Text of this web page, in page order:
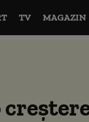
TV MAGAZIN